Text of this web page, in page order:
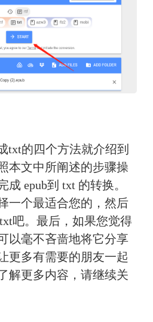
txt的四个方法就介绍到
本文中所阐述的步骤操
epub到 txt 的转换。
一个最适合您的，然后
吧。最后，如果您觉得
以毫不吝啬地将它分享
更多有需要的朋友一起
解更多内容，请继续关